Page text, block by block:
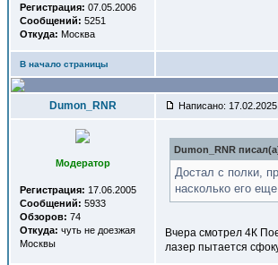
Регистрация: 07.05.2006
Сообщений: 5251
Откуда: Москва
В начало страницы
Dumon_RNR Написано:
Модератор
Регистрация: 17.06.2005
Сообщений: 5933
Обзоров: 74
Откуда: чуть не доезжая
Москвы
Dumon_RNR
Достал с полки,
насколько его
Вчера смотрел 4К
лазер пытается